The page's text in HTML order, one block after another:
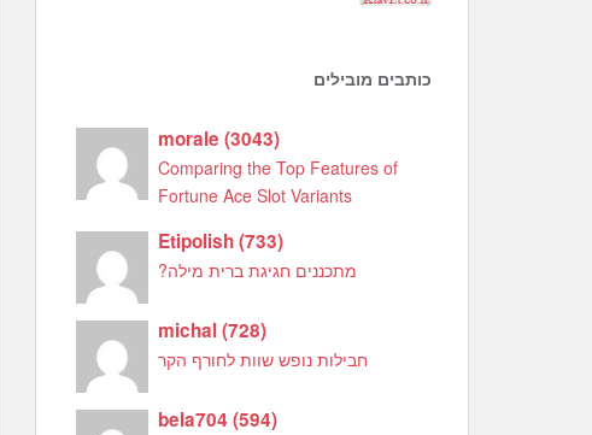
כותבים מובילים
morale(3043)
Comparing the Top Features of
Fortune Ace Slot Variants
Etipolish(733)
מתכננים חגיגת ברית מילה?
michal(728)
חבילות נופש שוות לחורף הקר
bela704(594)